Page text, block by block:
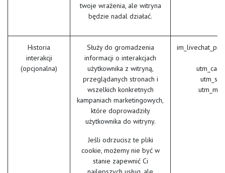
twoje wrażenia, ale witryna
będzie nadal działać.
Historia
interakcji
(opcjonalna)
Służy do gromadzenia
informacji o interakcjach
użytkownika z witryną,
przeglądanych stronach i
wszelkich konkretnych
kampaniach marketingowych,
które doprowadziły
użytkownika do witryny.
Jeśli odrzucisz te pliki
cookie, możemy nie być w
stanie zapewnić Ci